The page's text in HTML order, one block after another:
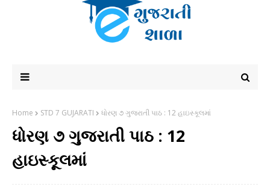
Home STD 7 GUJARATI ધોરણ ૭ ગુજરાતી પાઠ : 12 હાઇસ્કૂલમાં
ધોરણ ૭ ગુજરાતી પાઠ : 12
હાઇસ્કૂલમાં